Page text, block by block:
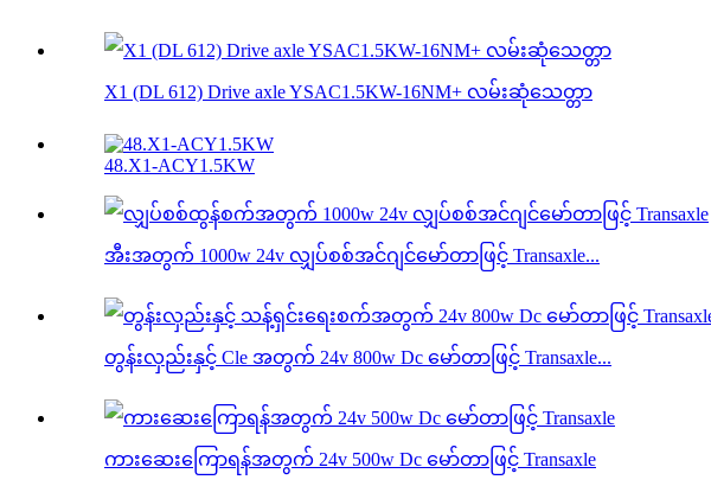
X1 (DL 612) Drive axle YSAC1.5KW-16NM+ လမ်းဆုံသေတ္တာ
48.X1-ACY1.5KW
အီးအတွက် 1000w 24v လျှပ်စစ်အင်ဂျင်မော်တာဖြင့် Transaxle...
တွန်းလှည်းနှင့် Cle အတွက် 24v 800w Dc မော်တာဖြင့် Transaxle...
ကားဆေးကြောရန်အတွက် 24v 500w Dc မော်တာဖြင့် Transaxle